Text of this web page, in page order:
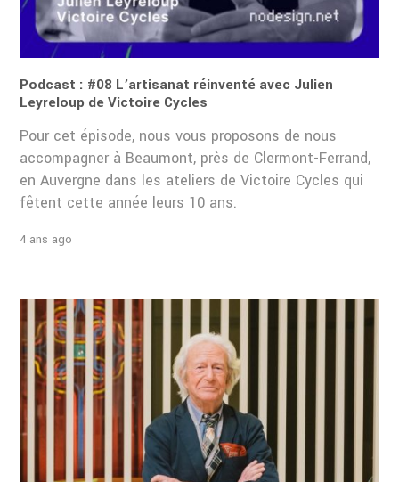
Podcast : #08 L’artisanat réinventé avec Julien
Leyreloup de Victoire Cycles
Pour cet épisode, nous vous proposons de nous
accompagner à Beaumont, près de Clermont-Ferrand,
en Auvergne dans les ateliers de Victoire Cycles qui
fêtent cette année leurs 10 ans.
4 ans ago